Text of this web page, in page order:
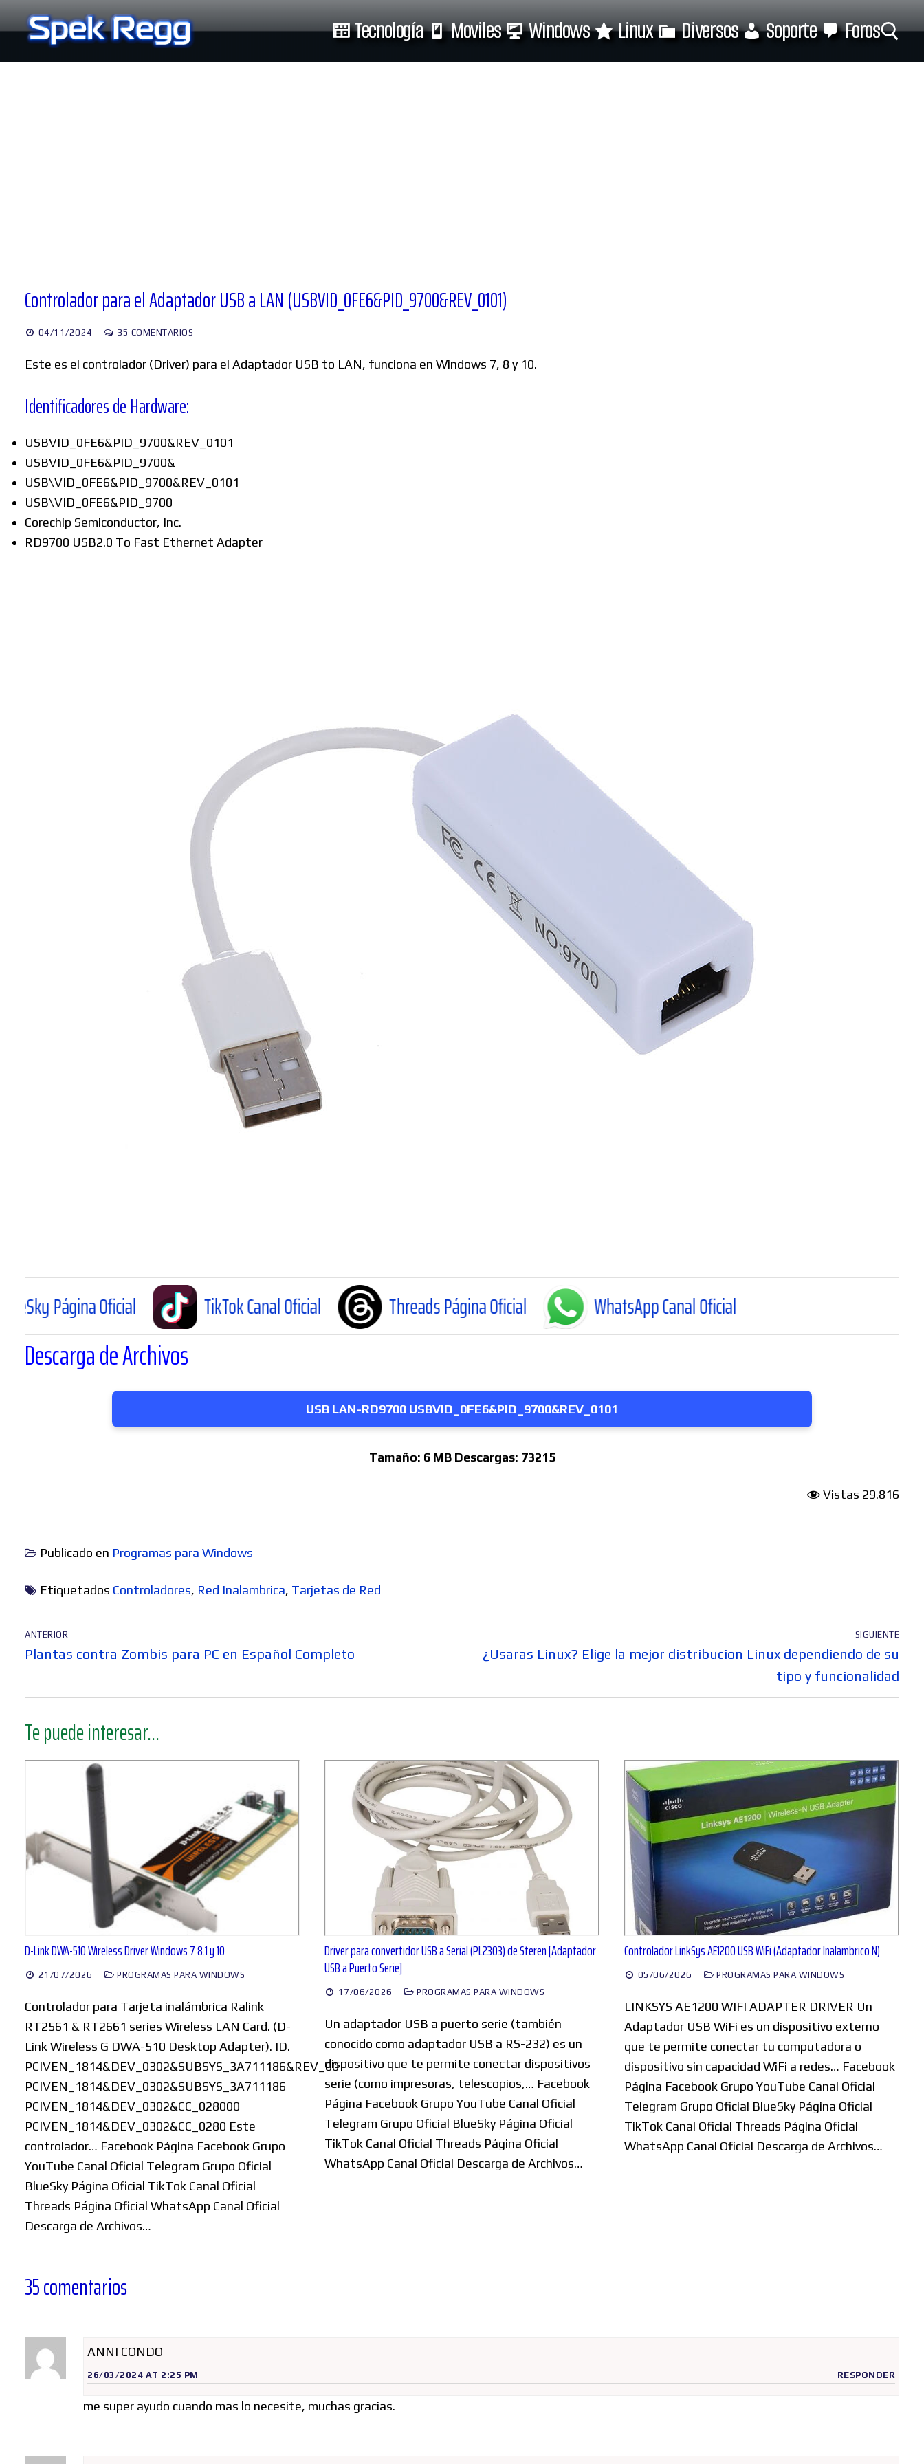
al
contenido
Tecnología Moviles Windows Linux Diversos Soporte Foros
Windows
Buscar:
Controlador para el Adaptador USB a LAN (USBVID_0FE6&PID_9700&REV_0101)
04/11/2024 35 COMENTARIOS
Este es el controlador (Driver) para el Adaptador USB to LAN, funciona en Windows 7, 8 y 10.
Identificadores de Hardware:
USBVID_0FE6&PID_9700&REV_0101
USBVID_0FE6&PID_9700&
USB\VID_0FE6&PID_9700&REV_0101
USB\VID_0FE6&PID_9700
Corechip Semiconductor, Inc.
RD9700 USB2.0 To Fast Ethernet Adapter
Oficial TikTok Canal Oficial Threads Página Oficial WhatsApp Canal Oficial
Descarga de Archivos
USB LAN-RD9700 USBVID_0FE6&PID_9700&REV_0101
Tamaño: 6 MB Descargas: 73215
Vistas 29.816
Publicado en Programas para Windows
Etiquetados Controladores, Red Inalambrica, Tarjetas de Red
Navegación
de
ANTERIOR
Entrada
Plantas contra Zombis para PC en Español Completo
SIGUIENTE
Entrada
¿Usaras Linux? Elige la mejor distribucion Linux dependiendo de su
tipo y funcionalidad
Te puede interesar...
D-Link DWA-510 Wireless Driver Windows 7 8.1 y 10
21/07/2026 PROGRAMAS PARA WINDOWS
Controlador para Tarjeta inalámbrica Ralink
RT2561 & RT2661 series Wireless LAN Card. (D-
Link Wireless G DWA-510 Desktop Adapter). ID.
PCIVEN_1814&DEV_0302&SUBSYS_3A711186&REV_00
PCIVEN_1814&DEV_0302&SUBSYS_3A711186
PCIVEN_1814&DEV_0302&CC_028000
PCIVEN_1814&DEV_0302&CC_0280 Este
controlador… Facebook Página Facebook Grupo
YouTube Canal Oficial Telegram Grupo Oficial
BlueSky Página Oficial TikTok Canal Oficial
Threads Página Oficial WhatsApp Canal Oficial
Descarga de Archivos…
Driver para convertidor USB a Serial (PL2303) de Steren [Adaptador
USB a Puerto Serie]
17/06/2026 PROGRAMAS PARA WINDOWS
Un adaptador USB a puerto serie (también
conocido como adaptador USB a RS-232) es un
dispositivo que te permite conectar dispositivos
serie (como impresoras, telescopios,… Facebook
Página Facebook Grupo YouTube Canal Oficial
Telegram Grupo Oficial BlueSky Página Oficial
TikTok Canal Oficial Threads Página Oficial
WhatsApp Canal Oficial Descarga de Archivos…
Controlador LinkSys AE1200 USB WiFi (Adaptador Inalambrico N)
05/06/2026 PROGRAMAS PARA WINDOWS
LINKSYS AE1200 WIFI ADAPTER DRIVER Un
Adaptador USB WiFi es un dispositivo externo
que te permite conectar tu computadora o
dispositivo sin capacidad WiFi a redes… Facebook
Página Facebook Grupo YouTube Canal Oficial
Telegram Grupo Oficial BlueSky Página Oficial
TikTok Canal Oficial Threads Página Oficial
WhatsApp Canal Oficial Descarga de Archivos…
35 comentarios
ANNI CONDO
26/03/2024 AT 2:25 PM RESPONDER
me super ayudo cuando mas lo necesite, muchas gracias.